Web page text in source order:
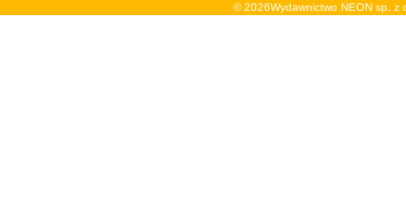
© 2026Wydawnictwo NEON sp. z